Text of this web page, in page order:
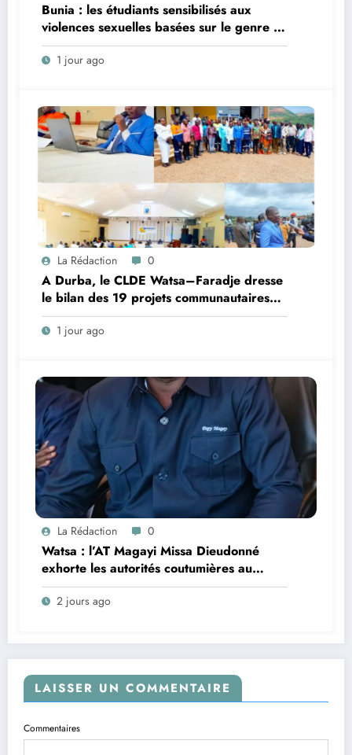
Bunia : les étudiants sensibilisés aux
violences sexuelles basées sur le genre et
au harcèlement sexuel en milieu
universitaire
1 jour ago
La Rédaction 0
A Durba, le CLDE Watsa–Faradje dresse
le bilan des 19 projets communautaires
de cahier de charge signé avec KGM S.A
et prépare le deuxième quinquennat
1 jour ago
La Rédaction 0
Watsa : l’AT Magayi Missa Dieudonné
exhorte les autorités coutumières au
recensement et à l’identification de la
population en vue de renforcer la
2 jours ago
LAISSER UN COMMENTAIRE
Commentaires